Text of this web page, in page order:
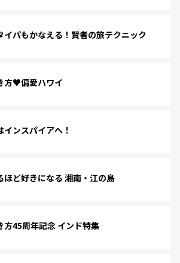
イパもかなえる！賢者の旅テクニック
方♥偏愛ハワイ
インスパイアへ！
ほど好きになる 湘南・江の島
方45周年記念 インド特集